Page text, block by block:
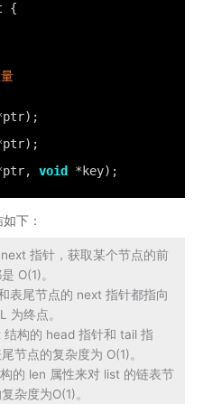
{
void
*key);
下：
指针，获取某个节点的前
O(1)。
表尾节点的 next 指针都指向
为终点。
构的 head 指针和 tail 指
节点的复杂度为 O(1)。
的 len 属性来对 list 的链表节
杂度为O(1)。